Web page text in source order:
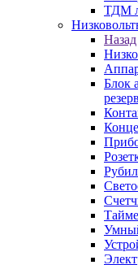
ТДМ
Назад
Блок